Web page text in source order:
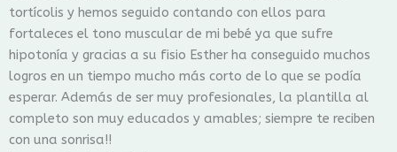
tortícolis y hemos seguido contando con ellos para
fortaleces el tono muscular de mi bebé ya que sufre
hipotonía y gracias a su fisio Esther ha conseguido muchos
logros en un tiempo mucho más corto de lo que se podía
esperar. Además de ser muy profesionales, la plantilla al
completo son muy educados y amables; siempre te reciben
con una sonrisa!!